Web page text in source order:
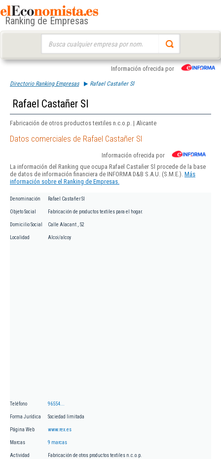
Ranking de Empresas
Información ofrecida por
Directorio Ranking Empresas Rafael Castañer Sl
Rafael Castañer Sl
Fabricación de otros productos textiles n.c.o.p. | Alicante
Datos comerciales de Rafael Castañer Sl
Información ofrecida por
La información del Ranking que ocupa Rafael Castañer Sl procede de la base
de datos de información financiera de INFORMA D&B S.A.U. (S.M.E.). Más
información sobre el Ranking de Empresas.
Denominación Rafael Castañer Sl
Objeto Social Fabricación de productos textiles para el hogar.
Domicilio Social Calle Alacant , 52
Localidad Alcoi/alcoy
Teléfono 96554...
Forma Jurídica Sociedad limitada
Página Web www.rex.es
Marcas 9 marcas
Actividad Fabricación de otros productos textiles n.c.o.p.